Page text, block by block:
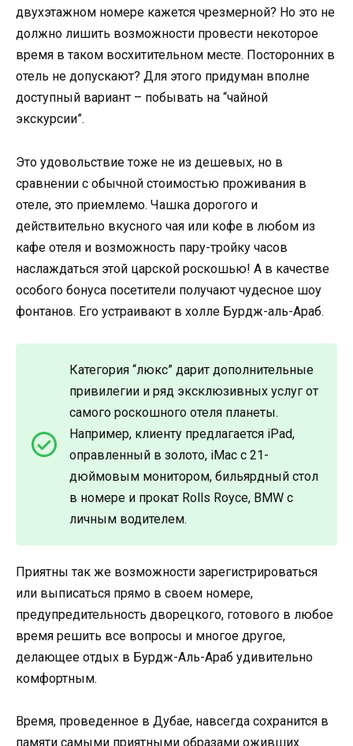
двухэтажном номере кажется чрезмерной? Но это не
должно лишить возможности провести некоторое
время в таком восхитительном месте. Посторонних в
отель не допускают? Для этого придуман вполне
доступный вариант – побывать на “чайной
экскурсии”.
Это удовольствие тоже не из дешевых, но в
сравнении с обычной стоимостью проживания в
отеле, это приемлемо. Чашка дорогого и
действительно вкусного чая или кофе в любом из
кафе отеля и возможность пару-тройку часов
наслаждаться этой царской роскошью! А в качестве
особого бонуса посетители получают чудесное шоу
фонтанов. Его устраивают в холле Бурдж-аль-Араб.
Категория “люкс” дарит дополнительные
привилегии и ряд эксклюзивных услуг от
самого роскошного отеля планеты.
Например, клиенту предлагается iPad,
оправленный в золото, iMac с 21-
дюймовым монитором, бильярдный стол
в номере и прокат Rolls Royce, BMW с
личным водителем.
Приятны так же возможности зарегистрироваться
или выписаться прямо в своем номере,
предупредительность дворецкого, готового в любое
время решить все вопросы и многое другое,
делающее отдых в Бурдж-Аль-Араб удивительно
комфортным.
Время, проведенное в Дубае, навсегда сохранится в
памяти самыми приятными образами оживших